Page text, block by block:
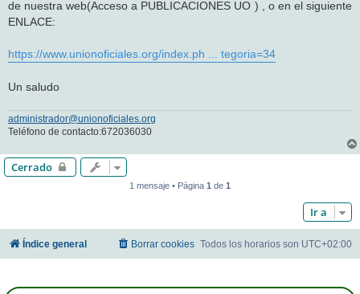
de nuestra web(Acceso a PUBLICACIONES UO ) , o en el siguiente
ENLACE:
https://www.unionoficiales.org/index.ph ... tegoria=34
Un saludo
administrador@unionoficiales.org
Teléfono de contacto:672036030
Cerrado
1 mensaje • Página 1 de 1
Ir a
Índice general Todos los horarios son UTC+02:00
Borrar cookies